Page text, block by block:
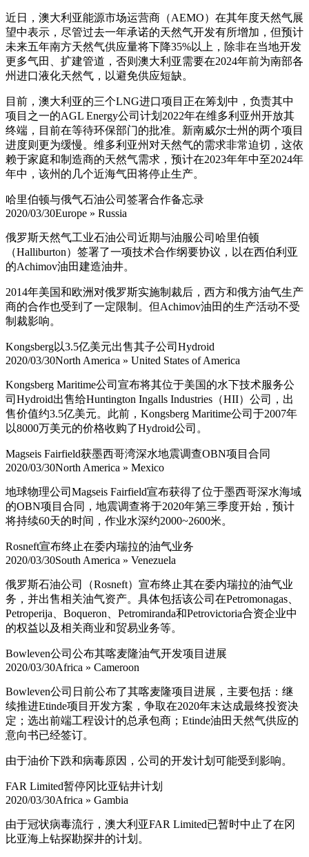
近日，澳大利亚能源市场运营商（AEMO）在其年度天然气展
望中表示，尽管过去一年承诺的天然气开发有所增加，但预计
未来五年南方天然气供应量将下降35%以上，除非在当地开发
更多气田、扩建管道，否则澳大利亚需要在2024年前为南部各
州进口液化天然气，以避免供应短缺。
目前，澳大利亚的三个LNG进口项目正在筹划中，负责其中
项目之一的AGL Energy公司计划2022年在维多利亚州开放其
终端，目前在等待环保部门的批准。新南威尔士州的两个项目
进度则更为缓慢。维多利亚州对天然气的需求非常迫切，这依
赖于家庭和制造商的天然气需求，预计在2023年年中至2024年
年中，该州的几个近海气田将停止生产。
哈里伯顿与俄气石油公司签署合作备忘录
2020/03/30Europe » Russia
俄罗斯天然气工业石油公司近期与油服公司哈里伯顿
（Halliburton）签署了一项技术合作纲要协议，以在西伯利亚
的Achimov油田建造油井。
2014年美国和欧洲对俄罗斯实施制裁后，西方和俄方油气生产
商的合作也受到了一定限制。但Achimov油田的生产活动不受
制裁影响。
Kongsberg以3.5亿美元出售其子公司Hydroid
2020/03/30North America » United States of America
Kongsberg Maritime公司宣布将其位于美国的水下技术服务公
司Hydroid出售给Huntington Ingalls Industries（HII）公司，出
售价值约3.5亿美元。此前，Kongsberg Maritime公司于2007年
以8000万美元的价格收购了Hydroid公司。
Magseis Fairfield获墨西哥湾深水地震调查OBN项目合同
2020/03/30North America » Mexico
地球物理公司Magseis Fairfield宣布获得了位于墨西哥深水海域
的OBN项目合同，地震调查将于2020年第三季度开始，预计
将持续60天的时间，作业水深约2000~2600米。
Rosneft宣布终止在委内瑞拉的油气业务
2020/03/30South America » Venezuela
俄罗斯石油公司（Rosneft）宣布终止其在委内瑞拉的油气业
务，并出售相关油气资产。具体包括该公司在Petromonagas、
Petroperija、Boqueron、Petromiranda和Petrovictoria合资企业中
的权益以及相关商业和贸易业务等。
Bowleven公司公布其喀麦隆油气开发项目进展
2020/03/30Africa » Cameroon
Bowleven公司日前公布了其喀麦隆项目进展，主要包括：继
续推进Etinde项目开发方案，争取在2020年末达成最终投资决
定；选出前端工程设计的总承包商；Etinde油田天然气供应的
意向书已经签订。
由于油价下跌和病毒原因，公司的开发计划可能受到影响。
FAR Limited暂停冈比亚钻井计划
2020/03/30Africa » Gambia
由于冠状病毒流行，澳大利亚FAR Limited已暂时中止了在冈
比亚海上钻探勘探井的计划。